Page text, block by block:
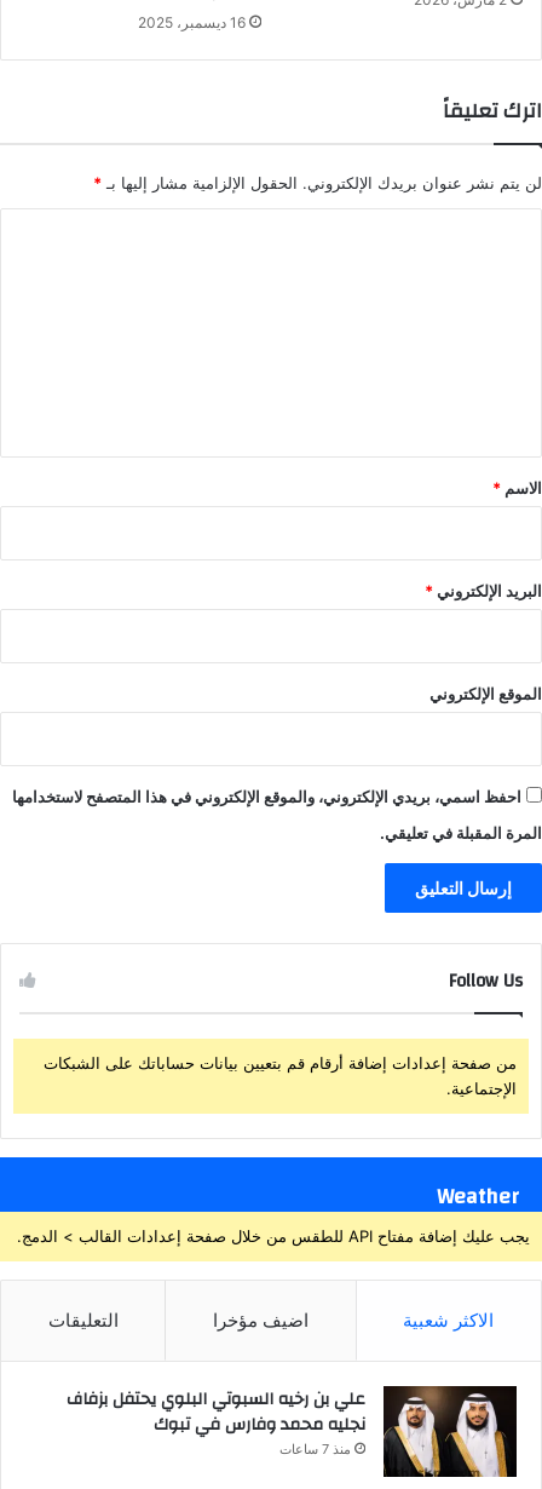
16 ديسمبر، 2025
اترك تعليقاً
لن يتم نشر عنوان بريدك الإلكتروني. الحقول الإلزامية مشار إليها بـ *
*
الاسم *
البريد الإلكتروني*
الموقع الإلكتروني
احفظ اسمي، بريدي الإلكتروني، والموقع الإلكتروني في هذا المتصفح لاستخدامها
المرة المقبلة في تعليقي.
Follow Us
من صفحة إعدادات إضافة أرقام قم بتعيين بيانات حساباتك على الشبكات
الإجتماعية.
Weather
يجب عليك إضافة مفتاح API للطقس من خلال صفحة إعدادات القالب > الدمج.
الاكثر شعبية اضيف مؤخرا التعليقات
علي بن رخيه السبوتي البلوي يحتفل بزفاف
نجليه محمد وفارس في تبوك
منذ 7 ساعات